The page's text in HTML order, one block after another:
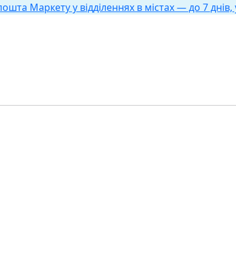
Маркету у відділеннях в містах — до 7